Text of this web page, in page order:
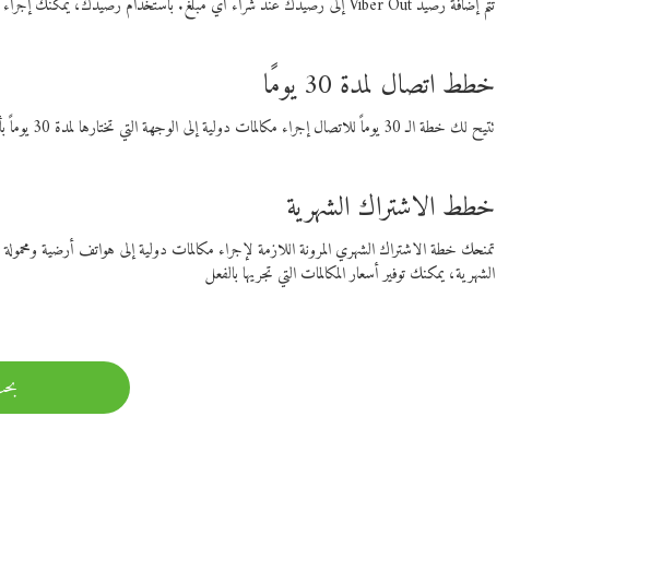
تتم إضافة رصيد Viber Out إلى رصيدك عند شراء أي مبلغ. باستخدام رصيدك، يمكنك إجراء مكالمات إلى أي رقم في العالم بأسعار فايبر المنخفضة.
خطط اتصال لمدة 30 يومًا
تتيح لك خطة الـ 30 يوماً للاتصال إجراء مكالمات دولية إلى الوجهة التي تختارها لمدة 30 يوماً بأسعار فايبر المنخفضة.
خطط الاشتراك الشهرية
تمنحك خطة الاشتراك الشهري المرونة اللازمة لإجراء مكالمات دولية إلى هواتف
الشهرية، يمكنك توفير أسعار المكالمات التي تجريها بالفعل